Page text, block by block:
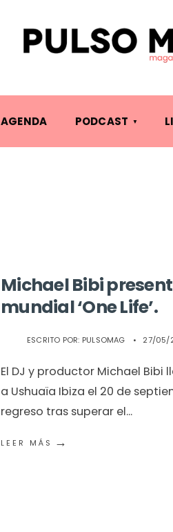
AGENDA PODCAST
Michael Bibi
mundial ‘One Life’.
ESCRITO POR: PULSOMAG • 27/05/
El DJ y productor Michael Bibi
a Ushuaïa Ibiza el 20 de
regreso tras superar el...
LEER MÁS →